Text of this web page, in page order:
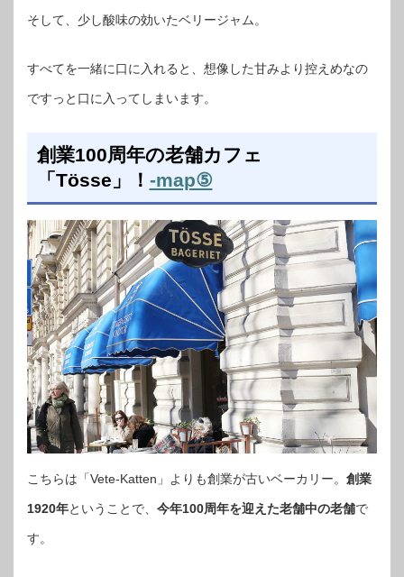
そして、少し酸味の効いたベリージャム。
すべてを一緒に口に入れると、想像した甘みより控えめなの
ですっと口に入ってしまいます。
創業100周年の老舗カフェ
「Tösse」！ -map⑤
こちらは「Vete-Katten」よりも創業が古いベーカリー。 創業
1920年ということで、 今年100周年を迎えた老舗中の老舗で
す。